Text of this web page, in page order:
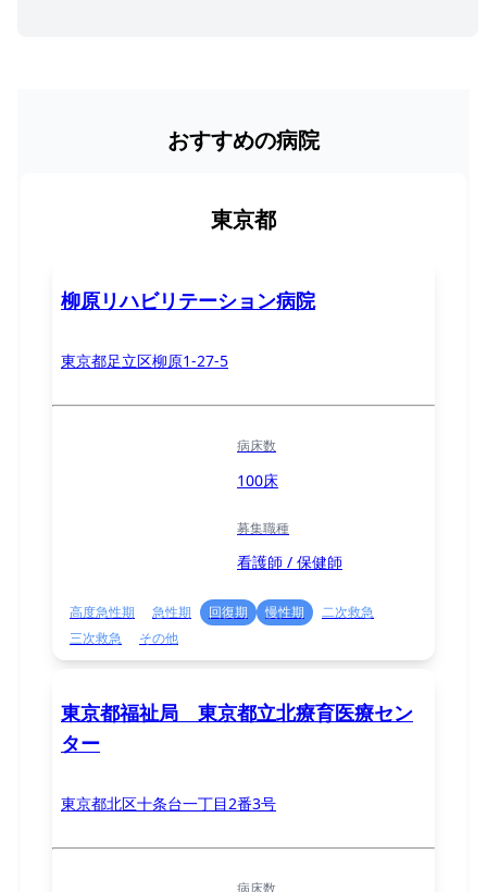
おすすめの病院
東京都
柳原リハビリテーション病院
東京都足立区柳原1-27-5
病床数
100床
募集職種
看護師 / 保健師
高度急性期 急性期 回復期 慢性期
二次救急
三次救急
その他
東京都福祉局 東京都立北療育医療セン
ター
東京都北区十条台一丁目2番3号
病床数